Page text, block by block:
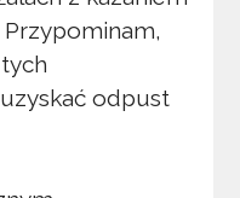
Przypominam,
odpust